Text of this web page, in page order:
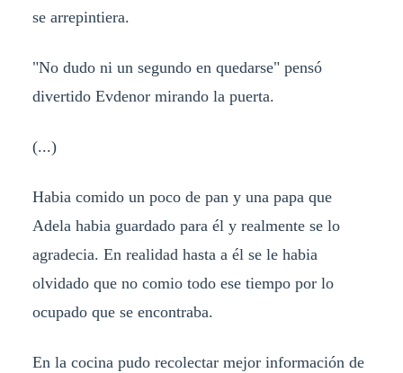
se arrepintiera.
"No dudo ni un segundo en quedarse" pensó
divertido Evdenor mirando la puerta.
(...)
Habia comido un poco de pan y una papa que
Adela habia guardado para él y realmente se lo
agradecia. En realidad hasta a él se le habia
olvidado que no comio todo ese tiempo por lo
ocupado que se encontraba.
En la cocina pudo recolectar mejor información de